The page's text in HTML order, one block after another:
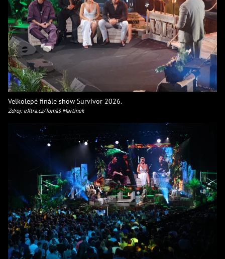
Velkolepé finále show Survivor 2026.
Zdroj: eXtra.cz/Tomáš Martínek